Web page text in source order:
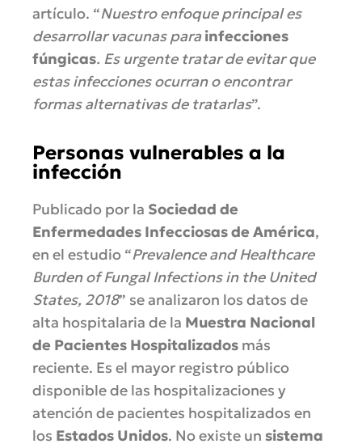
artículo. “Nuestro enfoque principal es
desarrollar vacunas parainfecciones
fúngicas. Es urgente tratar de evitar que
estas infecciones ocurran o encontrar
formas alternativas de tratarlas”.
Personas vulnerables a la
infección
Publicado por la Sociedad de
Enfermedades Infecciosas de América,
en el estudio “Prevalence and Healthcare
Burden of Fungal Infections in the United
States, 2018” se analizaron los datos de
alta hospitalaria de la Muestra Nacional
de Pacientes Hospitalizados más
reciente. Es el mayor registro público
disponible de las hospitalizaciones y
atención de pacientes hospitalizados en
los Estados Unidos. No existe un sistema